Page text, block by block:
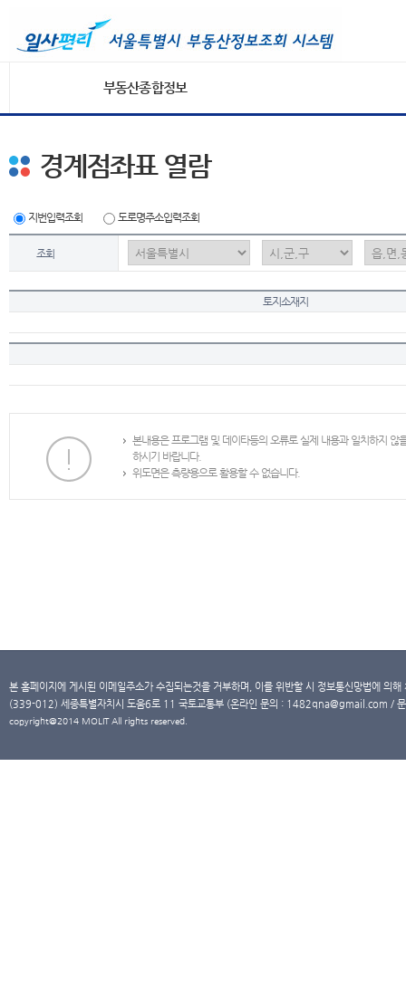
부동산종합정보
경계점좌표 열람
지번입력조회 도로명주소입력조회
조회
토지소재지
본내용은 프로그램 및 데이타등의 오류로 실제 내용과 일치하지
하시기 바랍니다.
위도면은 측량용으로 활용할 수 없습니다.
본 홈페이지에 게시된 이메일주소가 수집되는것을 거부하며, 이를 위반할 시 정보통신망법에 의
(339-012) 세종특별자치시 도움6로 11 국토교통부 (온라인 문의 : 1482qna@gmail.com /
copyright@2014 MOLIT All rights reserved.